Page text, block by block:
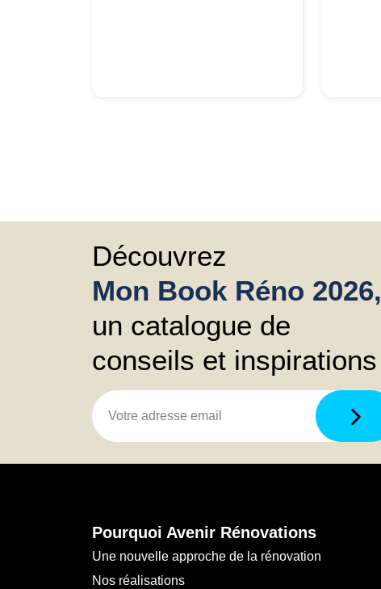
Découvrez
Mon Book Réno 2026,
un catalogue de
conseils et inspirations
Pourquoi Avenir Rénovations
Une nouvelle approche de la rénovation
Nos réalisations